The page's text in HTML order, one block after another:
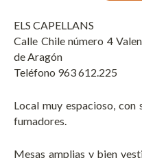
ELS CAPELLANS
Calle Chile número 4
de Aragón
Teléfono 963 612.225
Local muy espacioso,
fumadores.
Mesas amplias y bien